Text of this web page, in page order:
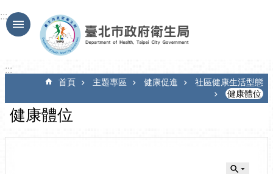
跳到主要內容區塊
:::
:::
首頁 主題專區 健康促進
社區健康生活型態
健康體位
健康體位